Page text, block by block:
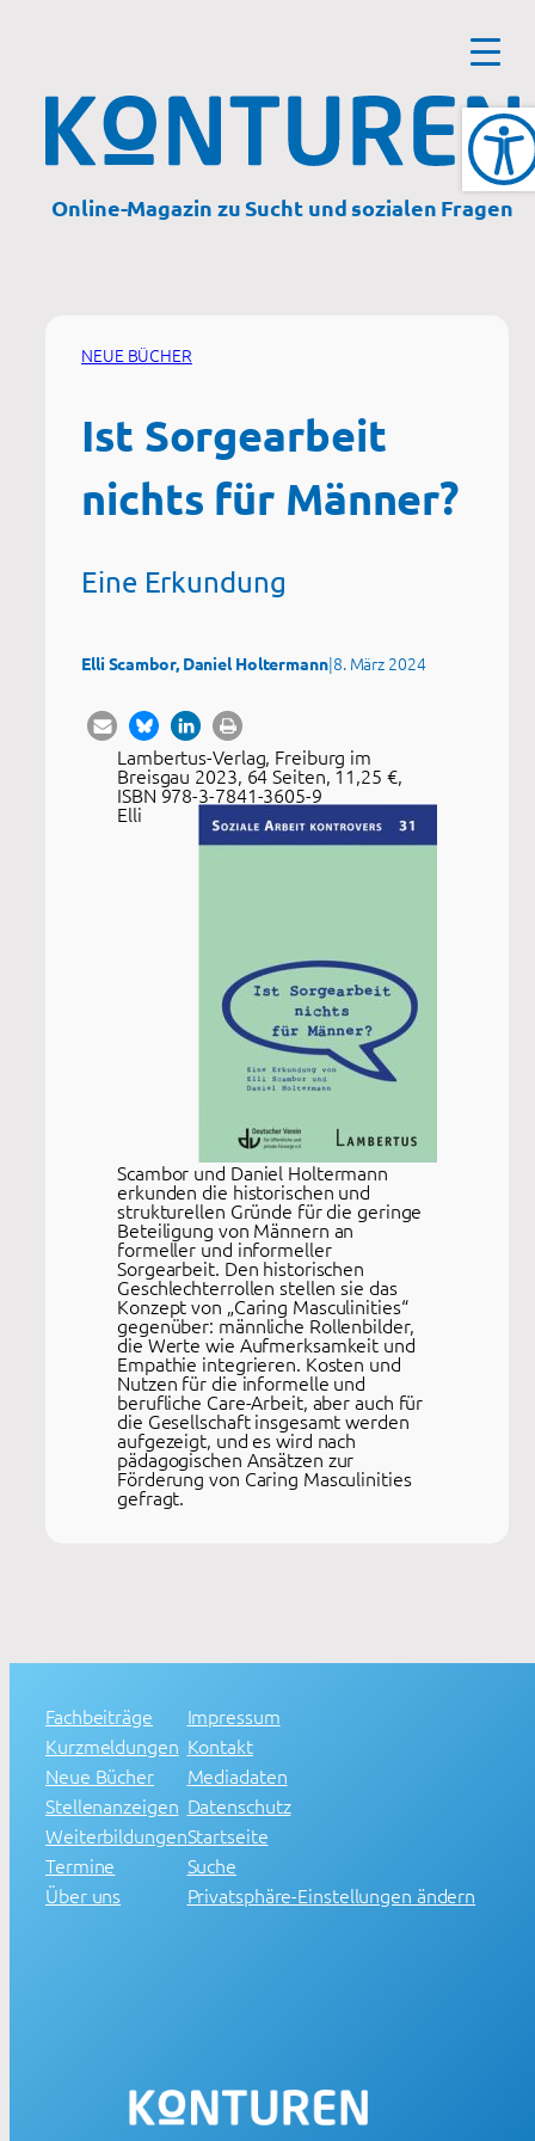
Online-Magazin zu Sucht und sozialen Fragen
NEUE BÜCHER
Ist Sorgearbeit
nichts für Männer?
Eine Erkundung
Elli Scambor, Daniel Holtermann|8. März 2024
Lambertus-Verlag, Freiburg im
Breisgau 2023, 64 Seiten, 11,25 €,
ISBN 978-3-7841-3605-9
Elli
Scambor und Daniel Holtermann
erkunden die historischen und
strukturellen Gründe für die geringe
Beteiligung von Männern an
formeller und informeller
Sorgearbeit. Den historischen
Geschlechterrollen stellen sie das
Konzept von „Caring Masculinities“
gegenüber: männliche Rollenbilder,
die Werte wie Aufmerksamkeit und
Empathie integrieren. Kosten und
Nutzen für die informelle und
berufliche Care-Arbeit, aber auch für
die Gesellschaft insgesamt werden
aufgezeigt, und es wird nach
pädagogischen Ansätzen zur
Förderung von Caring Masculinities
gefragt.
Fachbeiträge
Kurzmeldungen
Neue Bücher
Stellenanzeigen
Weiterbildungen
Termine
Über uns
Impressum
Kontakt
Mediadaten
Datenschutz
Startseite
Suche
Privatsphäre-Einstellungen ändern